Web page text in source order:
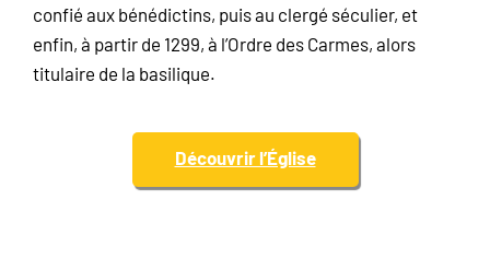
confié aux bénédictins, puis au clergé séculier, et
enfin, à partir de 1299, à l’Ordre des Carmes, alors
titulaire de la basilique.
Découvrir l’Église